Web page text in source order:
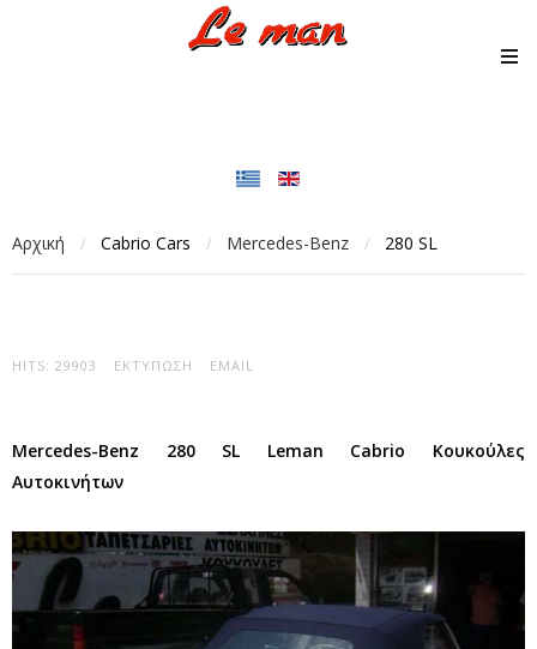
Αρχική / Cabrio Cars / Mercedes-Benz / 280 SL
HITS: 29903 ΕΚΤΎΠΩΣΗ EMAIL
Mercedes-Benz 280 SL Leman Cabrio Κουκούλες
Αυτοκινήτων